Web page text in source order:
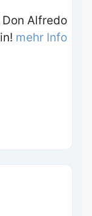
Alfredo
mehr Info